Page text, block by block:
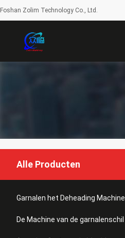
Foshan Zolim Technology Co., Ltd.
Alle Producten
Garnalen het Deheading Machine
De Machine van de garnalenschil